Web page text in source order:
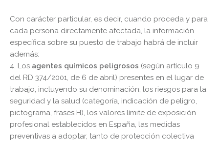
Con carácter particular, es decir, cuando proceda y para
cada persona directamente afectada, la información
específica sobre su puesto de trabajo habrá de incluir
además:
4. Los agentes químicos peligrosos (según artículo 9
del RD 374/2001, de 6 de abril) presentes en el lugar de
trabajo, incluyendo su denominación, los riesgos para la
seguridad y la salud (categoría, indicación de peligro,
pictograma, frases H), los valores límite de exposición
profesional establecidos en España, las medidas
preventivas a adoptar, tanto de protección colectiva